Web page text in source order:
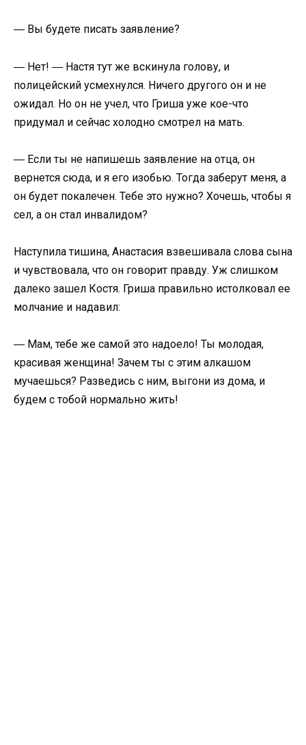
― Вы будете писать заявление?
― Нет! ― Настя тут же вскинула голову, и
полицейский усмехнулся. Ничего другого он и не
ожидал. Но он не учел, что Гриша уже кое-что
придумал и сейчас холодно смотрел на мать.
― Если ты не напишешь заявление на отца, он
вернется сюда, и я его изобью. Тогда заберут меня, а
он будет покалечен. Тебе это нужно? Хочешь, чтобы я
сел, а он стал инвалидом?
Наступила тишина, Анастасия взвешивала слова сына
и чувствовала, что он говорит правду. Уж слишком
далеко зашел Костя. Гриша правильно истолковал ее
молчание и надавил:
― Мам, тебе же самой это надоело! Ты молодая,
красивая женщина! Зачем ты с этим алкашом
мучаешься? Разведись с ним, выгони из дома, и
будем с тобой нормально жить!